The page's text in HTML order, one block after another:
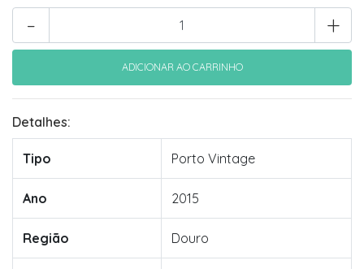
+
-
Detalhes:
Tipo Porto Vintage
Ano 2015
Região Douro